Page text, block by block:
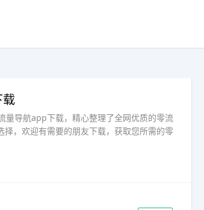
载
量导航app下载，精心整理了全网优质的零流
，欢迎有需要的朋友下载，获取您所需的零